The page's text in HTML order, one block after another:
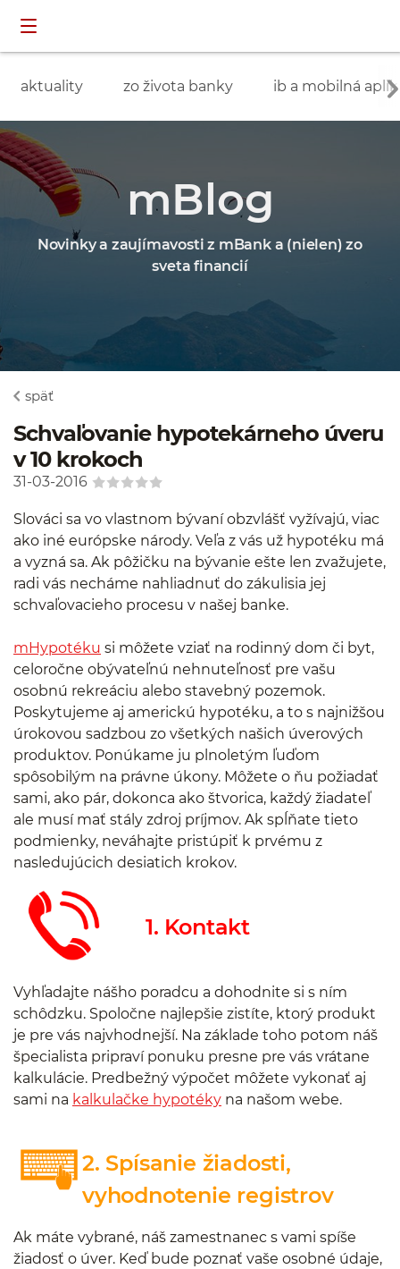
aktuality zo života banky ib a mobilná
mBlog
Novinky a zaujímavosti z mBank a (nielen) zo
sveta financií
späť
Schvaľovanie hypotekárneho úveru
v 10 krokoch
31-03-2016
Slováci sa vo vlastnom bývaní obzvlášť vyžívajú, viac
ako iné európske národy. Veľa z vás už hypotéku má
a vyzná sa. Ak pôžičku na bývanie ešte len zvažujete,
radi vás necháme nahliadnuť do zákulisia jej
schvaľovacieho procesu v našej banke.
mHypotéku si môžete vziať na rodinný dom či byt,
celoročne obývateľnú nehnuteľnosť pre vašu
osobnú rekreáciu alebo stavebný pozemok.
Poskytujeme aj americkú hypotéku, a to s najnižšou
úrokovou sadzbou zo všetkých našich úverových
produktov. Ponúkame ju plnoletým ľuďom
spôsobilým na právne úkony. Môžete o ňu požiadať
sami, ako pár, dokonca ako štvorica, každý žiadateľ
ale musí mať stály zdroj príjmov. Ak spĺňate tieto
podmienky, neváhajte pristúpiť k prvému z
nasledujúcich desiatich krokov.
1. Kontakt
Vyhľadajte nášho poradcu a dohodnite si s ním
schôdzku. Spoločne najlepšie zistíte, ktorý produkt
je pre vás najvhodnejší. Na základe toho potom náš
špecialista pripraví ponuku presne pre vás vrátane
kalkulácie. Predbežný výpočet môžete vykonať aj
sami na kalkulačke hypotéky na našom webe.
2. Spísanie žiadosti,
vyhodnotenie registrov
Ak máte vybrané, náš zamestnanec s vami spíše
žiadosť o úver. Keď bude poznať vaše osobné údaje,